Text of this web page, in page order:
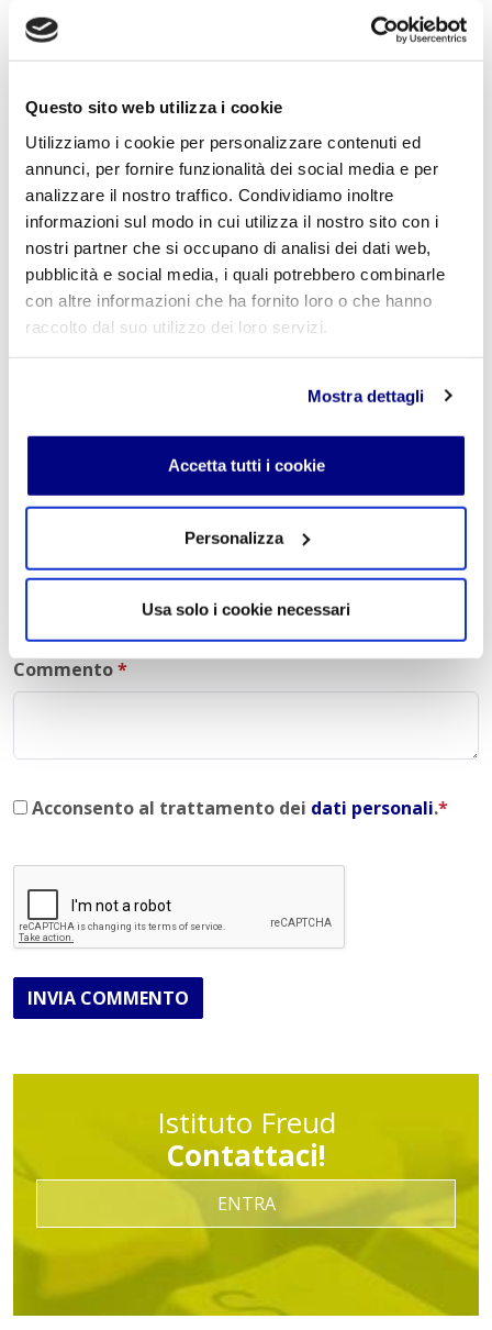
Questo sito web utilizza i cookie
Utilizziamo i cookie per personalizzare contenuti ed
annunci, per fornire funzionalità dei social media e per
analizzare il nostro traffico. Condividiamo inoltre
informazioni sul modo in cui utilizza il nostro sito con i
nostri partner che si occupano di analisi dei dati web,
pubblicità e social media, i quali potrebbero combinarle
con altre informazioni che ha fornito loro o che hanno
raccolto dal suo utilizzo dei loro servizi.
Mostra dettagli
Accetta tutti i cookie
Personalizza
Usa solo i cookie necessari
Istituto Paritario S. Freud – Scuola Privata Milano – Scuola
paritaria: Istituto Tecnico Informatico, Istituto Tecnico
Via Accademia, 26/29 Milano – Viale Fulvio Testi, 7 Milano – Tel.
02.29409829– www.istitutofreud.it
Scuola Superiore Paritaria Milano-Scuola Privata Informatica
Scuola Privata Turismo Milano-Liceo delle Scienze Umane
indirizzo Economico Sociale Milano
Liceo Scientifico Milano
Lascia un commento
obbligatori sono contrassegnati con*
Nome
Commento*
Acconsento al trattamento dei dati personali.*
INVIA COMMENTO
Istituto Freud
Contattaci!
ENTRA